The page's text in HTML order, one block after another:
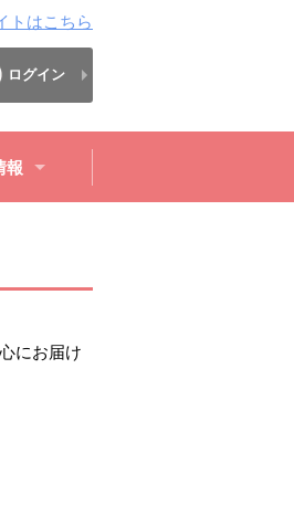
トはこちら
ログイン
報
にお届け